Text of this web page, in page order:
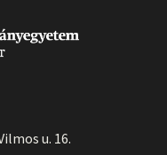
u. 16.